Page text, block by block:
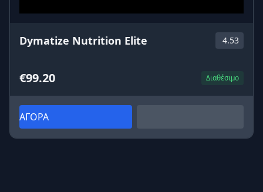
Dymatize Nutrition Elite 4.53
€99.20 Διαθέσιμο
ΑΓΟΡΑ